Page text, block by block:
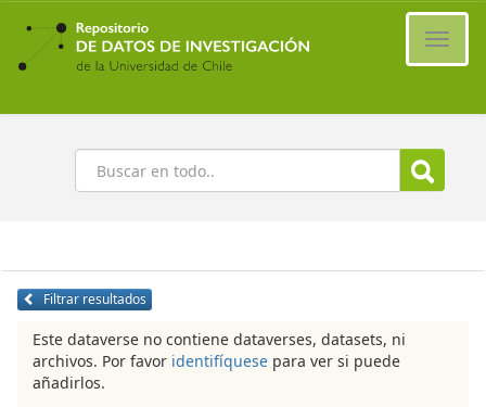
Ir
contenido
principal
Buscar
Filtrar resultados
Este dataverse no contiene dataverses, datasets, ni
archivos. Por favor identifíquese para ver si puede
añadirlos.